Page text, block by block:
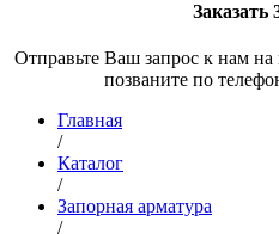
Заказать
Отправьте Ваш запрос к нам
позваните по
Главная
/
Каталог
/
Запорная арматура
/